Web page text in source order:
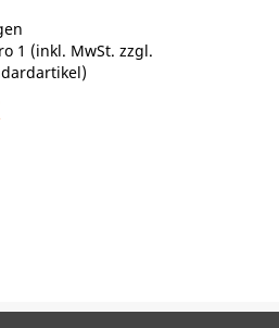
1 (inkl. MwSt. zzgl.
)